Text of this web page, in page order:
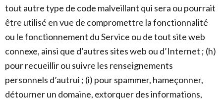
tout autre type de code malveillant qui sera ou pourrait
être utilisé en vue de compromettre la fonctionnalité
ou le fonctionnement du Service ou de tout site web
connexe, ainsi que d’autres sites web ou d’Internet ; (h)
pour recueillir ou suivre les renseignements
personnels d’autrui ; (i) pour spammer, hameçonner,
détourner un domaine, extorquer des informations,